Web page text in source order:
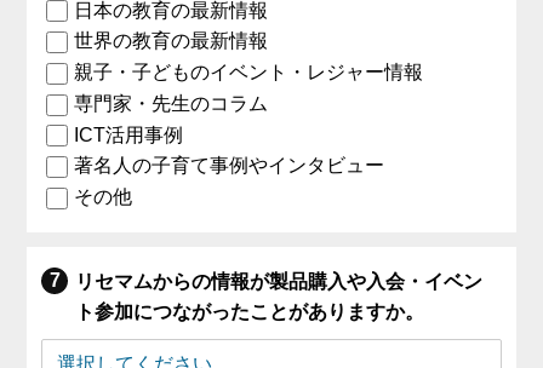
日本の教育の最新情報
世界の教育の最新情報
親子・子どものイベント・レジャー情報
専門家・先生のコラム
ICT活用事例
著名人の子育て事例やインタビュー
その他
リセマムからの情報が製品購入や入会・イベン
ト参加につながったことがありますか。